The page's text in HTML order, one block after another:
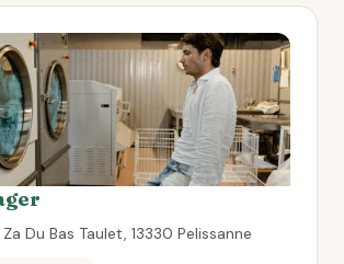
Za Du Bas Taulet, 13330 Pelissanne